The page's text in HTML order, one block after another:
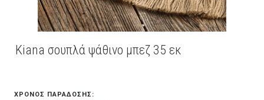
Kiana σουπλά ψάθινο μπεζ 35 εκ
ΧΡΟΝΟΣ ΠΑΡΑΔΟΣΗΣ: